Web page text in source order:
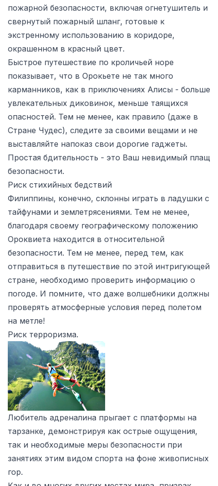
пожарной безопасности, включая огнетушитель и
свернутый пожарный шланг, готовые к
экстренному использованию в коридоре,
окрашенном в красный цвет.
Быстрое путешествие по кроличьей норе
показывает, что в Орокьете не так много
карманников, как в приключениях Алисы - больше
увлекательных диковинок, меньше таящихся
опасностей. Тем не менее, как правило (даже в
Стране Чудес), следите за своими вещами и не
выставляйте напоказ свои дорогие гаджеты.
Простая бдительность - это Ваш невидимый плащ
безопасности.
Риск стихийных бедствий
Филиппины, конечно, склонны играть в ладушки с
тайфунами и землетрясениями. Тем не менее,
благодаря своему географическому положению
Ороквиета находится в относительной
безопасности. Тем не менее, перед тем, как
отправиться в путешествие по этой интригующей
стране, необходимо проверить информацию о
погоде. И помните, что даже волшебники должны
проверять атмосферные условия перед полетом
на метле!
Риск терроризма.
Любитель адреналина прыгает с платформы на
тарзанке, демонстрируя как острые ощущения,
так и необходимые меры безопасности при
занятиях этим видом спорта на фоне живописных
гор.